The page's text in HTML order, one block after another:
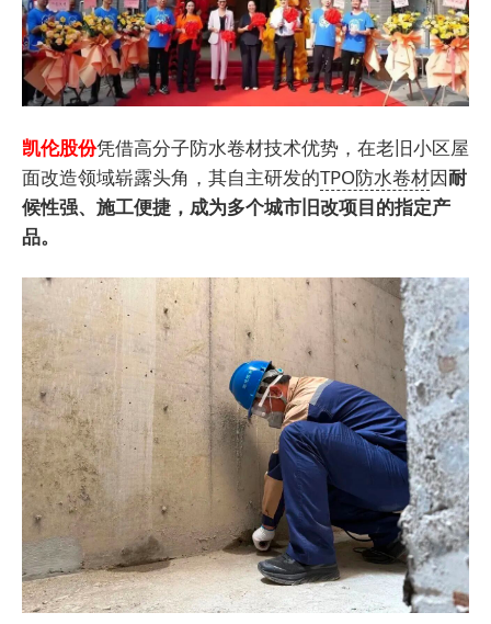
凯伦股份凭借高分子防水卷材技术优势，在老旧小区屋
面改造领域崭露头角，其自主研发的TPO防水卷材因耐
候性强、施工便捷，成为多个城市旧改项目的指定产
品。